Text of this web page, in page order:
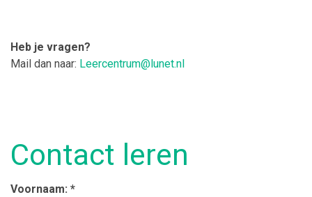
Heb je vragen?
Mail dan naar: Leercentrum@lunet.nl
Contact leren
Voornaam: *